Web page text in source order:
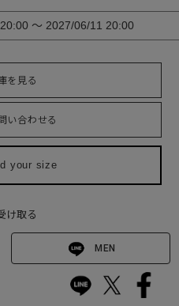
〜 2027/06/11 20:00
を見る
い合わせる
your size
け取る
MEN